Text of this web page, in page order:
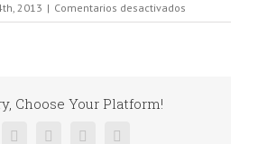
2013 | Comentarios desactivados
portfolio_2
Choose Your Platform!
Reddit Google+Pinterest